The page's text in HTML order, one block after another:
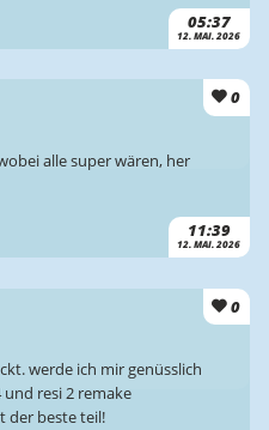
05:37
12. MAI. 2026
0
11:39
12. MAI. 2026
alle super wären, her
0
werde ich mir genüsslich
und resi 2 remake
der beste teil!